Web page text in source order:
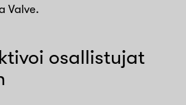
Valve.
osallistujat